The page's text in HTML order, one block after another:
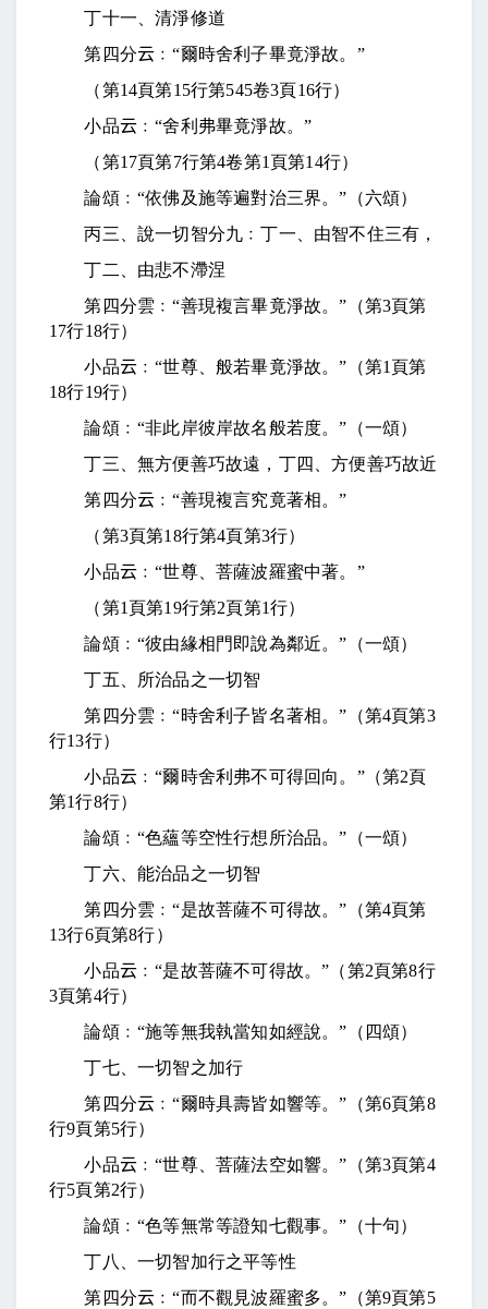
丁十一、清淨修道
第四分云 ﹕“爾時舍利子畢竟淨故。”
（第14頁第15行第545卷3頁16行）
小品云 ﹕“舍利弗畢竟淨故。”
（第17頁第7行第4卷第1 頁第14行）
論頌﹕“依佛及施等遍對治三界。”（六頌）
丙三、說一切智分九﹕丁一、由智不住三有，
丁二、由悲不滯涅
第四分雲﹕“善現複言畢竟淨故。”（第3頁第
17行18行）
小品云 ﹕“世尊、般若畢竟淨故。”（第1 頁第
18行19行）
論頌﹕“非此岸彼岸故名般若度。”（一頌）
丁三、無方便善巧故遠，丁四、方便善巧故近
第四分云 ﹕“善現複言究竟著相。”
（第3頁第18行第4頁第3行）
小品云 ﹕“世尊、菩薩波羅蜜中著。”
（第1 頁第19行第2頁第1行）
論頌﹕“彼由緣相門即說為鄰近。”（一頌）
丁五、所治品之一切智
第四分雲﹕“時舍利子皆名著相。”（第4頁第3
行13行）
小品云 ﹕“爾時舍利弗不可得回向。”（第2頁
第1行8行）
論頌﹕“色蘊等空性行想所治品。”（一頌）
丁六、能治品之一切智
第四分雲﹕“是故菩薩不可得故。”（第4頁第
13行6頁第8行）
小品云 ﹕“是故菩薩不可得故。”（第2頁第8行
3頁第4行）
論頌﹕“施等無我執當知如經說。”（四頌）
丁七、一切智之加行
第四分云 ﹕“爾時具壽皆如響等。”（第6頁第8
行9頁第5行）
小品云 ﹕“世尊、菩薩法空如響。”（第3頁第4
行5頁第2行）
論頌﹕“色等無常等證知七觀事。”（十句）
丁八、一切智加行之平等性
第四分云 ﹕“而不觀見波羅蜜多。”（第9頁第5